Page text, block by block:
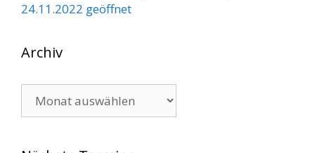
24.11.2022 geöffnet
Archiv